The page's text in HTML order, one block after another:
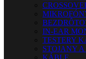
IN-EAR
TESTERY
STOJANY
KÁBLE